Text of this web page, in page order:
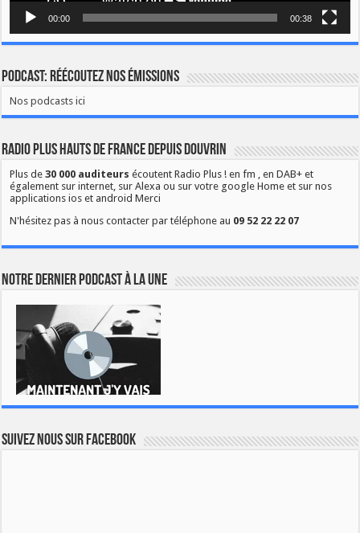
00:00 00:38
Podcast: Réécoutez nos émissions
Nos podcasts ici
Radio Plus Hauts de France depuis Douvrin
Plus de30 000 auditeurs écoutent Radio Plus ! en fm , en DAB+ et
également sur internet, sur Alexa ou sur votre google Home et sur nos
applications ios et android Merci
N'hésitez pas à nous contacter par téléphone au 09 52 22 22 07
Notre dernier podcast à la une
Suivez nous sur Facebook